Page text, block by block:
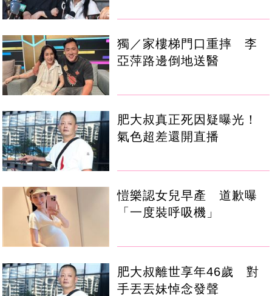
獨／家樓梯門口重摔 李
亞萍路邊倒地送醫
肥大叔真正死因疑曝光！
氣色超差還開直播
愷樂認女兒早產 道歉曝
「一度裝呼吸機」
肥大叔離世享年46歲 對
手丟丟妹悼念發聲